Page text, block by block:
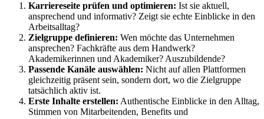
Karriereseite prüfen und optimieren: Ist sie aktuell,
ansprechend und informativ? Zeigt sie echte Einblicke in den
Arbeitsalltag?
Zielgruppe definieren: Wen möchte das Unternehmen
ansprechen? Fachkräfte aus dem Handwerk?
Akademikerinnen und Akademiker? Auszubildende?
Passende Kanäle auswählen: Nicht auf allen Plattformen
gleichzeitig präsent sein, sondern dort, wo die Zielgruppe
tatsächlich aktiv ist.
Erste Inhalte erstellen: Authentische Einblicke in den Alltag,
Stimmen von Mitarbeitenden, Benefits und